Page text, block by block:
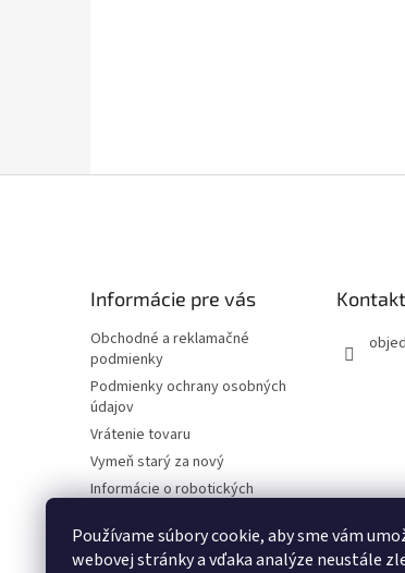
Používame súbory cookie, aby sme vám
webovej stránky a vďaka analýze neustále
Informácie pre vás
Obchodné a reklamačné
podmienky
Podmienky ochrany osobných
údajov
Vrátenie tovaru
Vymeň starý za nový
Informácie o robotických
Požičovňa - Technické
dokumentácie
Kontakt